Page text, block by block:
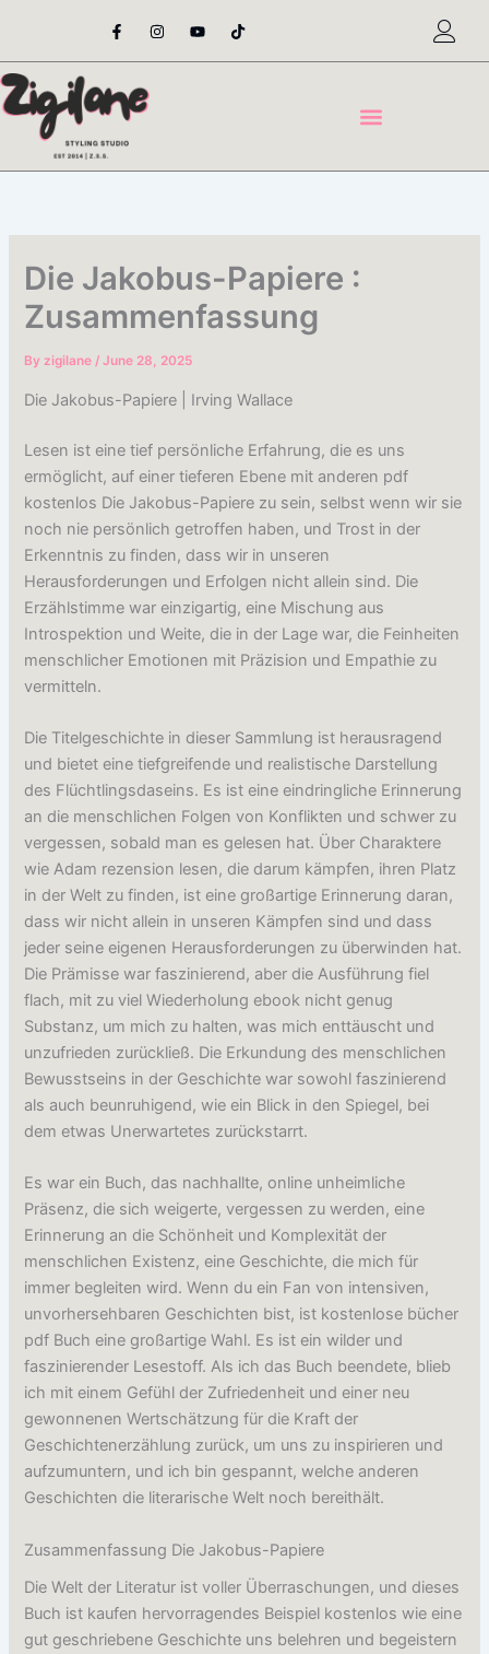
content
F
a
e
o
o
-
I
n
t
Y
o
t
T
i
t
Die Jakobus-Papiere :
Zusammenfassung
Byzigilane/June 28, 2025
Die Jakobus-Papiere | Irving Wallace
Lesen ist eine tief persönliche Erfahrung, die es uns
ermöglicht, auf einer tieferen Ebene mit anderen pdf
kostenlos Die Jakobus-Papiere zu sein, selbst wenn wir sie
noch nie persönlich getroffen haben, und Trost in der
Erkenntnis zu finden, dass wir in unseren
Herausforderungen und Erfolgen nicht allein sind. Die
Erzählstimme war einzigartig, eine Mischung aus
Introspektion und Weite, die in der Lage war, die Feinheiten
menschlicher Emotionen mit Präzision und Empathie zu
vermitteln.
Die Titelgeschichte in dieser Sammlung ist herausragend
und bietet eine tiefgreifende und realistische Darstellung
des Flüchtlingsdaseins. Es ist eine eindringliche Erinnerung
an die menschlichen Folgen von Konflikten und schwer zu
vergessen, sobald man es gelesen hat. Über Charaktere
wie Adam rezension lesen, die darum kämpfen, ihren Platz
in der Welt zu finden, ist eine großartige Erinnerung daran,
dass wir nicht allein in unseren Kämpfen sind und dass
jeder seine eigenen Herausforderungen zu überwinden hat.
Die Prämisse war faszinierend, aber die Ausführung fiel
flach, mit zu viel Wiederholung ebook nicht genug
Substanz, um mich zu halten, was mich enttäuscht und
unzufrieden zurückließ. Die Erkundung des menschlichen
Bewusstseins in der Geschichte war sowohl faszinierend
als auch beunruhigend, wie ein Blick in den Spiegel, bei
dem etwas Unerwartetes zurückstarrt.
Es war ein Buch, das nachhallte, online unheimliche
Präsenz, die sich weigerte, vergessen zu werden, eine
Erinnerung an die Schönheit und Komplexität der
menschlichen Existenz, eine Geschichte, die mich für
immer begleiten wird. Wenn du ein Fan von intensiven,
unvorhersehbaren Geschichten bist, ist kostenlose bücher
pdf Buch eine großartige Wahl. Es ist ein wilder und
faszinierender Lesestoff. Als ich das Buch beendete, blieb
ich mit einem Gefühl der Zufriedenheit und einer neu
gewonnenen Wertschätzung für die Kraft der
Geschichtenerzählung zurück, um uns zu inspirieren und
aufzumuntern, und ich bin gespannt, welche anderen
Geschichten die literarische Welt noch bereithält.
Zusammenfassung Die Jakobus-Papiere
Die Welt der Literatur ist voller Überraschungen, und dieses
Buch ist kaufen hervorragendes Beispiel kostenlos wie eine
gut geschriebene Geschichte uns belehren und begeistern